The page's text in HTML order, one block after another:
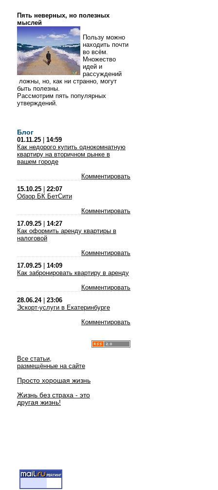
Пять неверных, но полезных
мыслей
Пользу можно
находить почти
во всём.
Множество
идей и
рассуждений
ложны, но, как ни странно, могут
быть полезны.
Рассмотрим пять популярных
утверждений.
Блог
01.11.25
14:59
Как недорого купить однокомнатную
квартиру на вторичном рынке в
вашем городе
Комментировать
15.10.25
22:07
Обзор БК БетСити
Комментировать
17.09.25
14:27
Как оформить аренду квартиры в
налоговой
Комментировать
17.09.25
14:09
Как забронировать квартиру в аренду
Комментировать
28.06.24| 23:06
Эскорт-услуги в Екатеринбурге
Комментировать
Все статьи,
размещённые на сайте
Просто хорошая жизнь
Жизнь без страха - это
другая жизнь!